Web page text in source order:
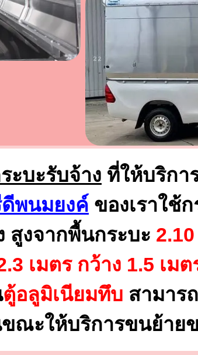
ะบะรับจ้าง ที่ให้บริกา
ดีพนมยงค์ ของเราใช้
สูงจากพื้นกระบะ
เมตร กว้าง 1.5 เม
ตู้อลูมิเนียมทึบ สามารถ
ณะให้บริการขนย้าย